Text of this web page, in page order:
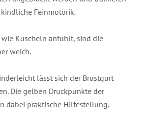
Feinmotorik.
wie Kuscheln anfühlt, sind die
weich.
lässt sich der Brustgurt
Die gelben Druckpunkte der
dabei praktische Hilfestellung.